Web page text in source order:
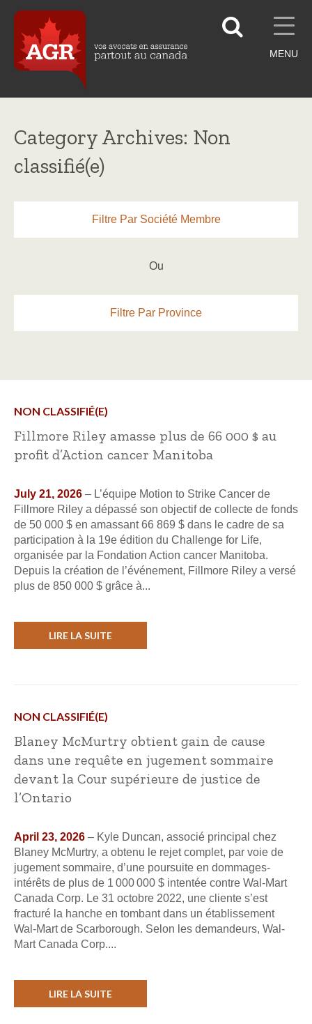
MENU
Category Archives: Non
classifié(e)
Filtre Par Société Membre
Ou
Filtre Par Province
NON CLASSIFIÉ(E)
Fillmore Riley amasse plus de 66 000 $ au
profit d’Action cancer Manitoba
July 21, 2026 – L’équipe Motion to Strike Cancer de
Fillmore Riley a dépassé son objectif de collecte de fonds
de 50 000 $ en amassant 66 869 $ dans le cadre de sa
participation à la 19e édition du Challenge for Life,
organisée par la Fondation Action cancer Manitoba.
Depuis la création de l’événement, Fillmore Riley a versé
plus de 850 000 $ grâce à...
LIRE LA SUITE
NON CLASSIFIÉ(E)
Blaney McMurtry obtient gain de cause
dans une requête en jugement sommaire
devant la Cour supérieure de justice de
l’Ontario
April 23, 2026 – Kyle Duncan, associé principal chez
Blaney McMurtry, a obtenu le rejet complet, par voie de
jugement sommaire, d’une poursuite en dommages-
intérêts de plus de 1 000 000 $ intentée contre Wal-Mart
Canada Corp. Le 31 octobre 2022, une cliente s’est
fracturé la hanche en tombant dans un établissement
Wal-Mart de Scarborough. Selon les demandeurs, Wal-
Mart Canada Corp....
LIRE LA SUITE